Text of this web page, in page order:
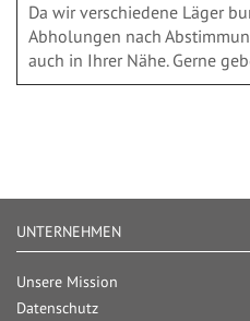
Da wir verschiedene Läger
Abholungen nach
auch in Ihrer Nähe. Gerne
UNTERNEHMEN
Unsere Mission
Datenschutz